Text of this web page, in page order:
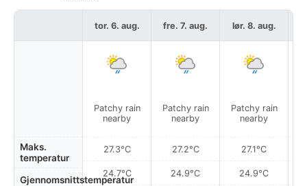
Maks.
temperatur
Gjennomsnittstemperatur
tor. 6. aug.
Patchy rain
nearby
27.3°C
24.7°C
fre. 7. aug.
Patchy rain
nearby
27.2°C
24.9°C
lør. 8. aug.
Patchy rain
nearby
27.1°C
24.9°C